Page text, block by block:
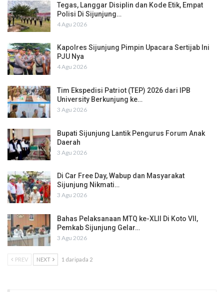
Tegas, Langgar Disiplin dan Kode Etik, Empat
Polisi Di Sijunjung…
4 Agu 2026
Kapolres Sijunjung Pimpin Upacara Sertijab Ini
PJU Nya
4 Agu 2026
Tim Ekspedisi Patriot (TEP) 2026 dari IPB
University Berkunjung ke…
3 Agu 2026
Bupati Sijunjung Lantik Pengurus Forum Anak
Daerah
3 Agu 2026
Di Car Free Day, Wabup dan Masyarakat
Sijunjung Nikmati…
3 Agu 2026
Bahas Pelaksanaan MTQ ke-XLII Di Koto VII,
Pemkab Sijunjung Gelar…
3 Agu 2026
PREV NEXT 1 daripada 2